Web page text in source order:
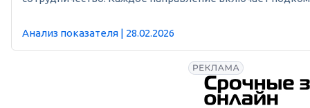
Анализ показателя | 28.02.2026